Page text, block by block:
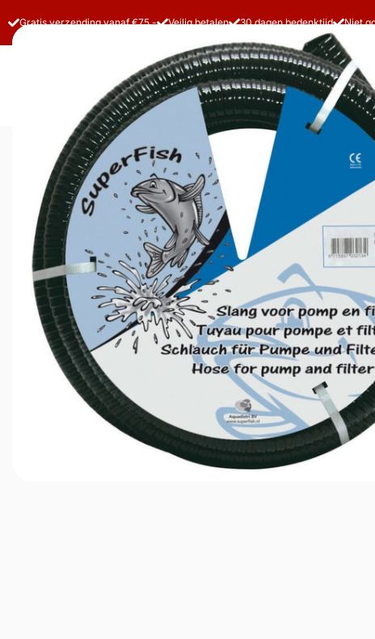
Gratis verzending vanaf €75,- Veilig betalen 30 dagen bedenktijd Niet